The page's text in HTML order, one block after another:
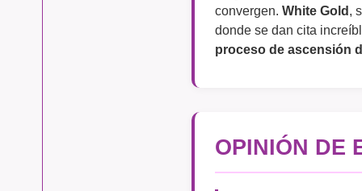
convergen. White Gold,
donde se dan cita
proceso de ascensión
OPINIÓN DE